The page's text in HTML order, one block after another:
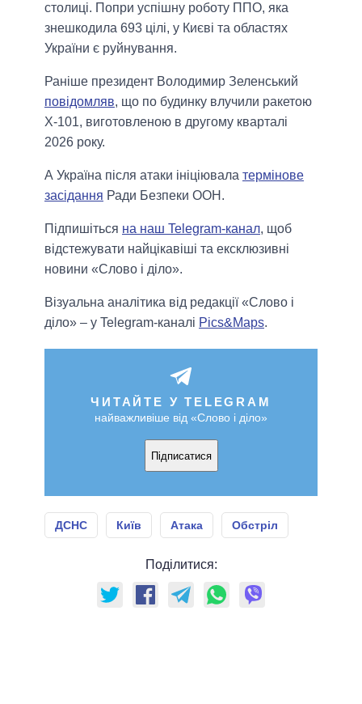
столиці. Попри успішну роботу ППО, яка
знешкодила 693 цілі, у Києві та областях
України є руйнування.
Раніше президент Володимир Зеленський
повідомляв, що по будинку влучили ракетою
Х-101, виготовленою в другому кварталі
2026 року.
А Україна після атаки ініціювала термінове
засідання Ради Безпеки ООН.
Підпишіться на наш Telegram-канал, щоб
відстежувати найцікавіші та ексклюзивні
новини «Слово і діло».
Візуальна аналітика від редакції «Слово і
діло» – у Telegram-каналі Pics&Maps.
ЧИТАЙТЕ У TELEGRAM
найважливіше від «Слово і діло»
Підписатися
ДСНС Київ Атака Обстріл
Поділитися: